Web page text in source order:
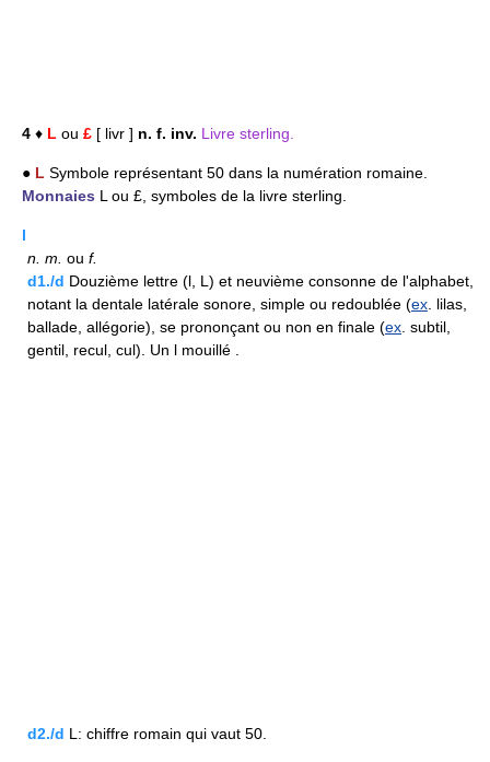
4 ♦ L ou £ [ livr ] n. f. inv. Livre sterling.
● L Symbole représentant 50 dans la numération romaine.
Monnaies L ou £, symboles de la livre sterling.
l
n. m. ou f.
d1./d Douzième lettre (l, L) et neuvième consonne de l'alphabet,
notant la dentale latérale sonore, simple ou redoublée (ex . lilas,
ballade, allégorie), se prononçant ou non en finale (ex . subtil,
gentil, recul, cul). Un l mouillé .
d2./d L: chiffre romain qui vaut 50.